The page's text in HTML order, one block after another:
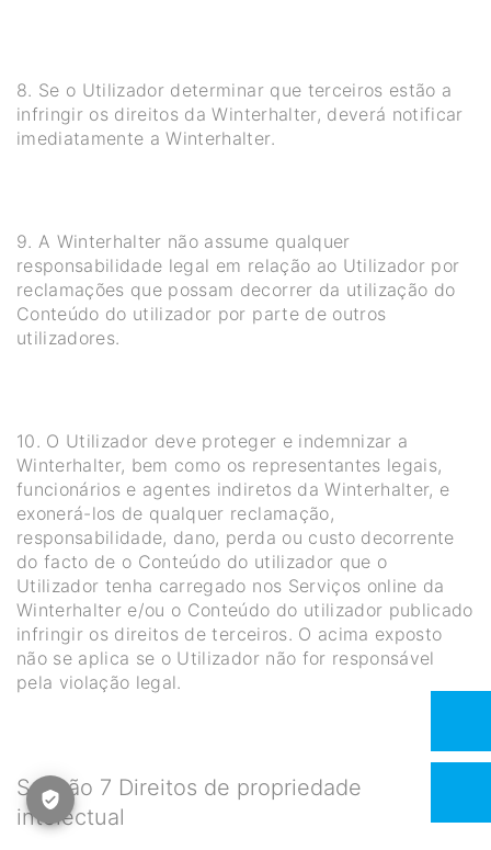
8. Se o Utilizador determinar que terceiros estão a
infringir os direitos da Winterhalter, deverá notificar
imediatamente a Winterhalter.
9. A Winterhalter não assume qualquer
responsabilidade legal em relação ao Utilizador por
reclamações que possam decorrer da utilização do
Conteúdo do utilizador por parte de outros
utilizadores.
10. O Utilizador deve proteger e indemnizar a
Winterhalter, bem como os representantes legais,
funcionários e agentes indiretos da Winterhalter, e
exonerá-los de qualquer reclamação,
responsabilidade, dano, perda ou custo decorrente
do facto de o Conteúdo do utilizador que o
Utilizador tenha carregado nos Serviços online da
Winterhalter e/ou o Conteúdo do utilizador publicado
infringir os direitos de terceiros. O acima exposto
não se aplica se o Utilizador não for responsável
pela violação legal.
Secção 7 Direitos de propriedade
intelectual